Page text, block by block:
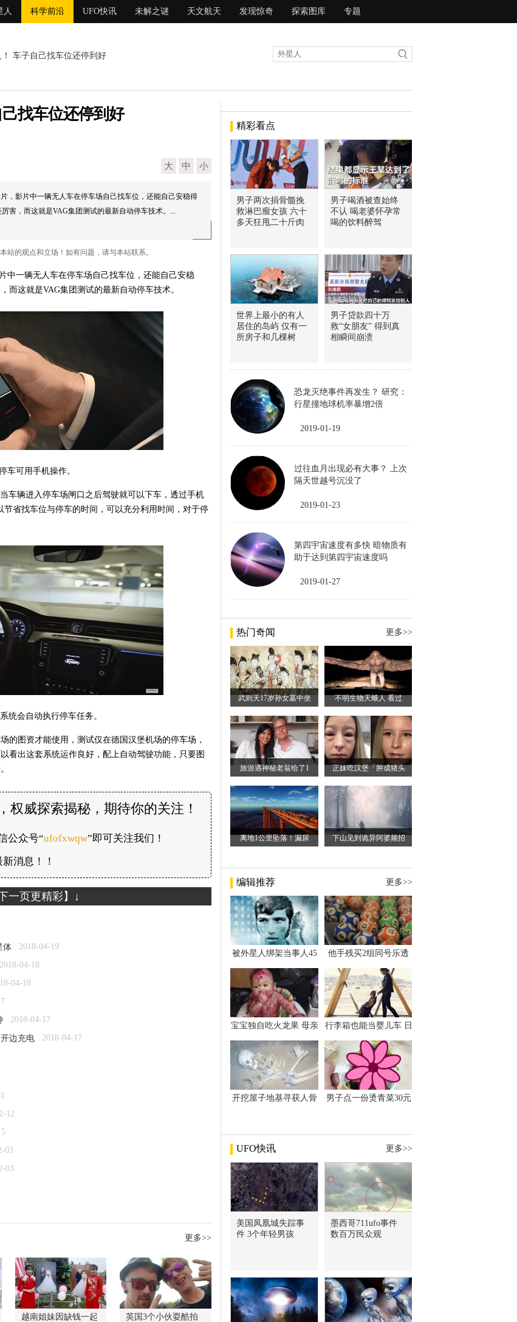
人 科学前沿 UFO快讯 未解之谜 天文航天 发现惊奇 探索图库 专题
车子自己找车位还停到好
找车位还停到好
大 中 小
，影片中一辆无人车在停车场自己找车位，还能自己安稳得
害，而这就是VAG集团测试的最新自动停车技术。...
站的观点和立场！如有问题，请与本站联系。
中一辆无人车在停车场自己找车位，还能自己安稳
而这就是VAG集团测试的最新自动停车技术。
车可用手机操作。
车辆进入停车场闸口之后驾驶就可以下车，透过手机
省找车位与停车的时间，可以充分利用时间，对于停
统会自动执行停车任务。
的图资才能使用，测试仅在德国汉堡机场的停车场，
看出这套系统运作良好，配上自动驾驶功能，只要图
，权威探索揭秘，期待你的关注！
公众号“ufofxwqw”即可关注我们！
消息！！
一页更精彩】↓
体 2018-04-19
2018-04-18
04-18
2018-04-17
边充电 2018-04-17
12
03
03
更多>>
越南姐妹因缺钱一起
英国3个小伙耍酷拍
精彩看点
男子两次捐骨髓挽
救淋巴瘤女孩 六十
多天狂甩二十斤肉
男子喝酒被查始终
不认 喝老婆怀孕常
喝的饮料醉驾
世界上最小的有人
居住的岛屿 仅有一
所房子和几棵树
男子贷款四十万
救“女朋友” 得到真
相瞬间崩溃
恐龙灭绝事件再发生？ 研究：
行星撞地球机率暴增2倍
2019-01-19
过往血月出现必有大事？ 上次
隔天世越号沉没了
2019-01-23
第四宇宙速度有多快 暗物质有
助于达到第四宇宙速度吗
2019-01-27
热门奇闻 更多>>
武则天17岁孙女墓中坐 不明生物天蛾人 看过
旅游遇神秘老翁给了1 正妹吃汉堡「肿成猪头
离地1公里坠落！漏尿 下山见到诡异阿婆频招
编辑推荐 更多>>
被外星人绑架当事人45
斯卡古拉事件
他手残买2组同号乐透
万
宝宝独自吃火龙果 母亲
行李箱也能当婴儿车 日
开挖屋子地基寻获人骨
男子点一份烫青菜30元
UFO快讯 更多>>
美国凤凰城失踪事
件 3个年轻男孩
墨西哥711ufo事件
数百万民众观